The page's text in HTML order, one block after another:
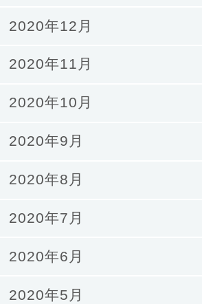
2020年12月
2020年11月
2020年10月
2020年9月
2020年8月
2020年7月
2020年6月
2020年5月